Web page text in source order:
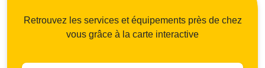
Retrouvez les services et équipements près de chez
vous grâce à la carte interactive